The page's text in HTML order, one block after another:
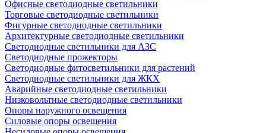
Офисные светодиодные светильники
Торговые светодиодные светильники
Фигурные светодиодные светильники
Архитектурные светодиодные светильники
Светодиодные светильники для АЗС
Светодиодные прожекторы
Светодиодные фитосветильники для растений
Светодиодные светильники для ЖКХ
Аварийные светодиодные светильники
Низковольтные светодиодные светильники
Опоры наружного освещения
Силовые опоры освещения